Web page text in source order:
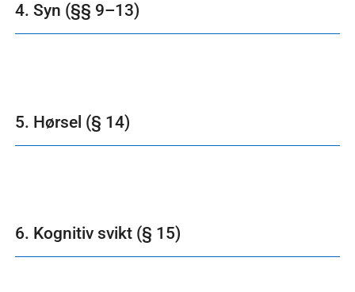
4. Syn (§§ 9–13)
5. Hørsel (§ 14)
6. Kognitiv svikt (§ 15)